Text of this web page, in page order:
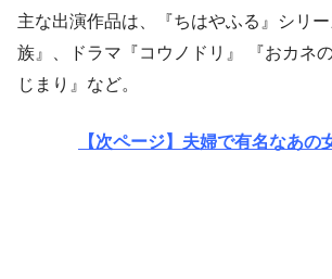
主な出演作品は、『ちはやふる』シリ
族』、ドラマ『コウノドリ』 『おカネ
じまり』など。
【次ページ】夫婦で有名なあの